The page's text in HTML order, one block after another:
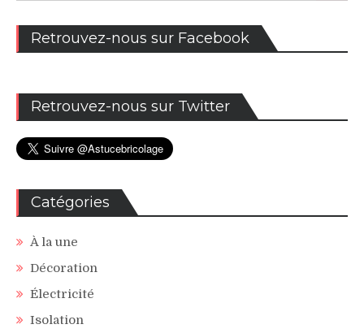
Retrouvez-nous sur Facebook
Retrouvez-nous sur Twitter
Catégories
À la une
Décoration
Électricité
Isolation